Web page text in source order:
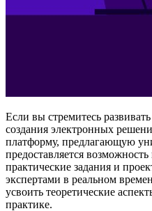
Если вы стремитесь
создания электронных
платформу, предлагающую
предоставляется
практические задания и
экспертами в реальном
усвоить теоретические
практике.